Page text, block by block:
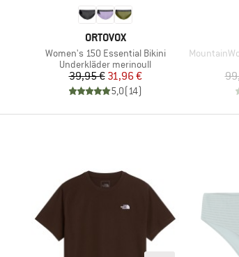
VARUMÄRKE
ORTOVOX
Produkter
Women's 150 Essential Bikini
Produktgrupp
Underkläder merinoull
Pris
39,95 €Reducerat pris
31,96 €
5,0(14)
Produkter